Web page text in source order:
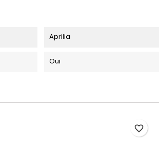
Aprilia
Oui
favorite_border